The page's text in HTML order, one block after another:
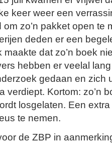
keer weer een
zo’n pakket open te
deden er een
dat zo’n boek
hebben er veelal
gedaan en zich
verdiept. Kortom: zo’n
losgelaten. Een
te nemen.
de ZBP in